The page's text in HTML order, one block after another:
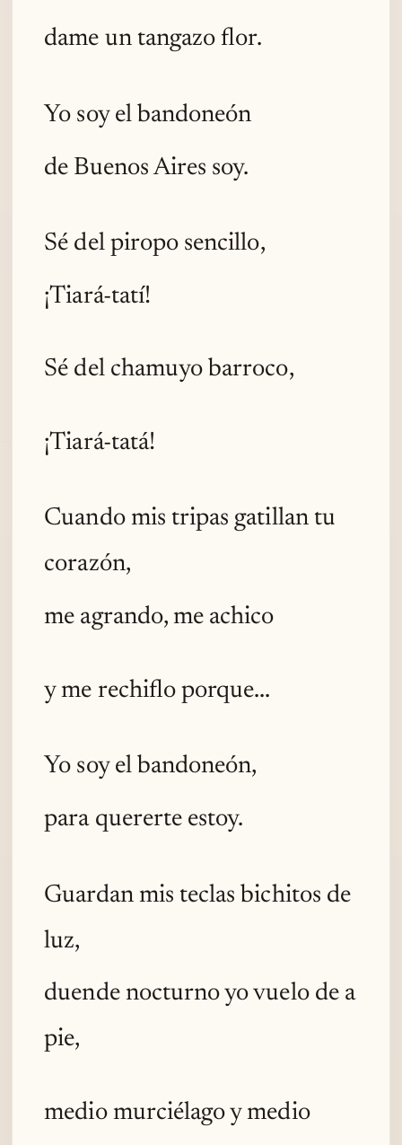
dame un tangazo flor.
Yo soy el bandoneón
de Buenos Aires soy.
Sé del piropo sencillo,
¡Tiará-tatí!
Sé del chamuyo barroco,
¡Tiará-tatá!
Cuando mis tripas gatillan tu
corazón,
me agrando, me achico
y me rechiflo porque...
Yo soy el bandoneón,
para quererte estoy.
Guardan mis teclas bichitos de
luz,
duende nocturno yo vuelo de a
pie,
medio murciélago y medio